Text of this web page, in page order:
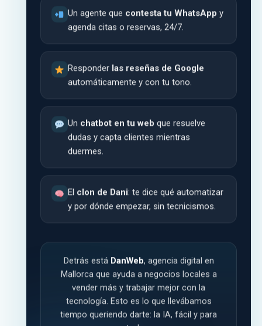
Un agente que contesta tu WhatsApp y
agenda citas o reservas, 24/7.
Responder las reseñas de Google
automáticamente y con tu tono.
Un chatbot en tu web que resuelve
dudas y capta clientes mientras
duermes.
El clon de Dani: te dice qué automatizar
y por dónde empezar, sin tecnicismos.
Detrás está DanWeb , agencia digital en
Mallorca que ayuda a negocios locales a
vender más y trabajar mejor con la
tecnología. Esto es lo que llevábamos
tiempo queriendo darte: la IA, fácil y para